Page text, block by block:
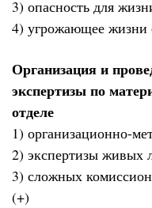
3) опасность для
4) угрожающее жизни
Организация и
экспертизы по
отделе
1) организационно-
2) экспертизы живых
3) сложных
(+)